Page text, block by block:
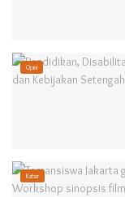
Opini
Kabar